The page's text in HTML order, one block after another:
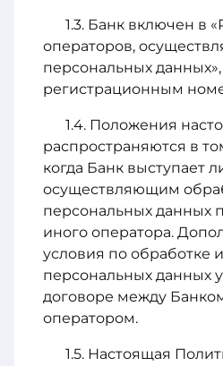
Банк включен в
операторов,
персональных
регистрационным
Положения
распространяются в
когда Банк выступает
осуществляющим
персональных данных
иного оператора.
условия по обработке
персональных данных
договоре между
оператором.
Настоящая